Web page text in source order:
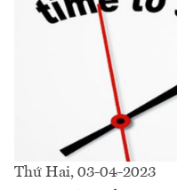
Thứ Hai, 03-04-2023